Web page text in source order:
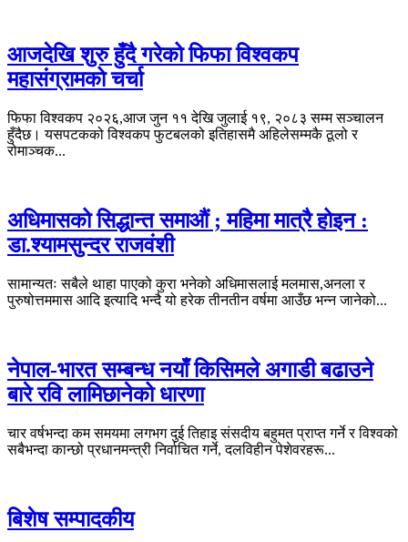
आजदेखि शुरु हुँदै गरेको फिफा विश्वकप
महासंग्रामको चर्चा
फिफा विश्वकप २०२६,आज जुन ११ देखि जुलाई १९, २०८३ सम्म सञ्चालन
हुँदैछ। यसपटकको विश्वकप फुटबलको इतिहासमै अहिलेसम्मकै ठूलो र
रोमाञ्चक...
अधिमासको सिद्धान्त समाऔं ; महिमा मात्रै होइन :
डा.श्यामसुन्दर राजवंशी
सामान्यतः सबैले थाहा पाएको कुरा भनेको अधिमासलाई मलमास,अनला र
पुरुषोत्तममास आदि इत्यादि भन्दै यो हरेक तीनतीन वर्षमा आउँछ भन्न जानेको...
नेपाल-भारत सम्बन्ध नयाँ किसिमले अगाडी बढाउने
बारे रवि लामिछानेको धारणा
चार वर्षभन्दा कम समयमा लगभग दुई तिहाइ संसदीय बहुमत प्राप्त गर्ने र विश्वको
सबैभन्दा कान्छो प्रधानमन्त्री निर्वाचित गर्ने, दलविहीन पेशेवरहरू...
बिशेष सम्पादकीय